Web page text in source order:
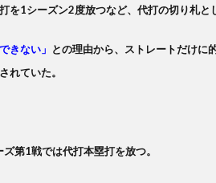
を1シーズン2度放つなど、代打の切り札と
きない」 との理由から、ストレートだけに
れていた。
第1戦では代打本塁打を放つ。